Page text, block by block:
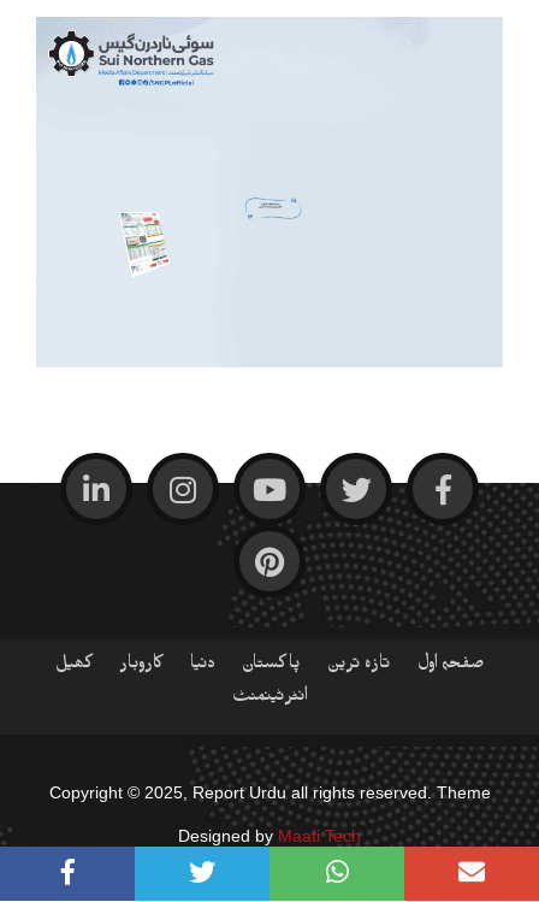
صفحہ اول تازہ ترین پاکستان دنیا کاروبار
کھیل
انٹرٹینمنٹ
Copyright © 2025, Report Urdu all rights reserved. Theme
Designed by Maati Tech